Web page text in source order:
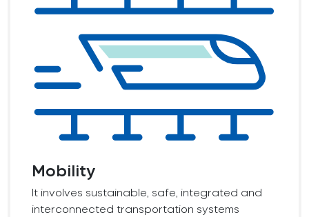
Mobility
It involves sustainable, safe, integrated and
interconnected transportation systems